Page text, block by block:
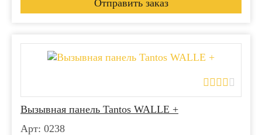
Вызывная панель Tantos WALLE +
Арт: 0238